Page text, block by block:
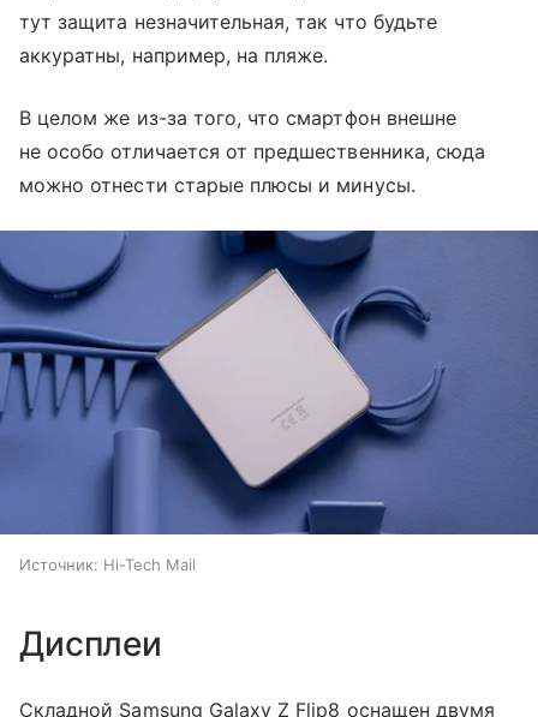
тут защита незначительная, так что будьте
аккуратны, например, на пляже.
В целом же из-за того, что смартфон внешне
не особо отличается от предшественника, сюда
можно отнести старые плюсы и минусы.
Источник: Hi-Tech Mail
Дисплеи
Складной Samsung Galaxy Z Flip8 оснащен двумя